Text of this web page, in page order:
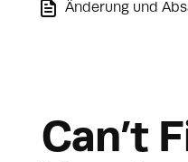
Änderung und
Can’t